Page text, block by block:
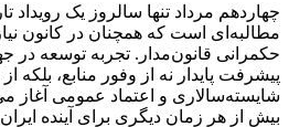
چهاردهم مرداد تنها سالروز یک رویداد
مطالبه‌ای است که همچنان در کانون
حکمرانی قانون‌مدار. تجربه توسعه در
پیشرفت پایدار نه از وفور منابع، بلکه
شایسته‌سالاری و اعتماد عمومی آغاز
بیش از هر زمان دیگری برای آینده